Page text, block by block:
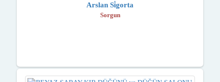
Arslan Si̇gorta
Sorgun